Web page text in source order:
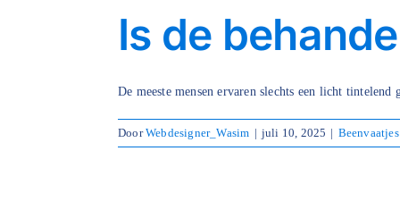
Is de
De meeste mensen ervaren slechts een licht
DoorWebdesigner_Wasim | juli 10, 2025 | Beenvaatjes